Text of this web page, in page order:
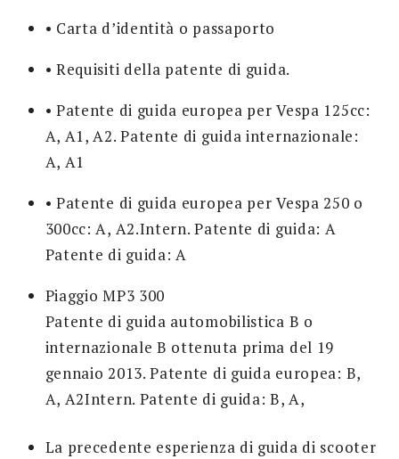
• Carta d’identità o passaporto
• Requisiti della patente di guida.
• Patente di guida europea per Vespa 125cc:
A, A1, A2. Patente di guida internazionale:
A, A1
• Patente di guida europea per Vespa 250 o
300cc: A, A2.Intern. Patente di guida: A
Patente di guida: A
Piaggio MP3 300
Patente di guida automobilistica B o
internazionale B ottenuta prima del 19
gennaio 2013. Patente di guida europea: B,
A, A2Intern. Patente di guida: B, A,
La precedente esperienza di guida di scooter